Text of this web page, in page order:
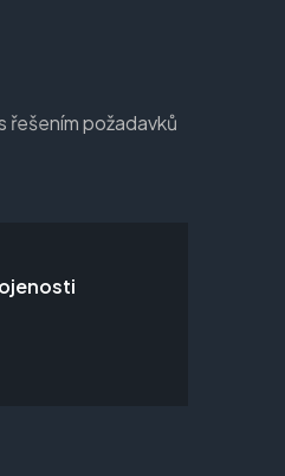
řešením požadavků